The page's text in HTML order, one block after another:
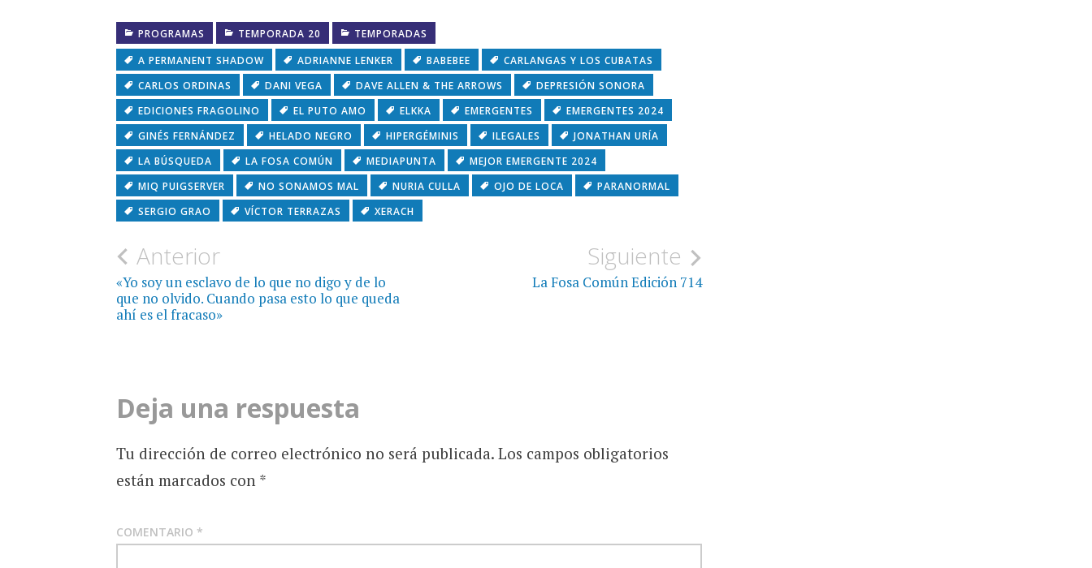
PROGRAMAS TEMPORADA 20
TEMPORADAS
A PERMANENT SHADOW
ADRIANNE LENKER BABEBEE
CARLANGAS Y LOS CUBATAS
CARLOS ORDINAS
DANI VEGA DAVE ALLEN & THE ARROWS
DEPRESIÓN SONORA
EDICIONES FRAGOLINO
EL PUTO AMO ELKKA EMERGENTES
EMERGENTES 2024
GINÉS FERNÁNDEZ
HELADO NEGRO HIPERGÉMINIS ILEGALES
JONATHAN URÍA
LA BÚSQUEDA
LA FOSA COMÚN MEDIAPUNTA
MEJOR EMERGENTE 2024
MIQ PUIGSERVER
NO SONAMOS MAL NURIA CULLA OJO DE LOCA
PARANORMAL
SERGIO GRAO
VÍCTOR TERRAZAS XERACH
Navegación
de
entradas
Anterior
«Yo soy un esclavo de lo que no digo y de lo
que no olvido. Cuando pasa esto lo que queda
ahí es el fracaso»
Siguiente
La Fosa Común Edición 714
Deja una respuesta
Tu dirección de correo electrónico no será publicada. Los campos obligatorios
están marcados con *
COMENTARIO *